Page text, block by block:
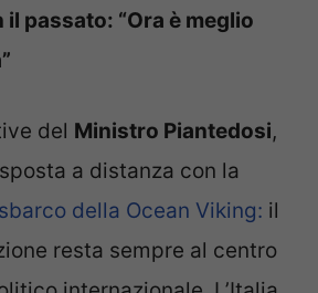
passato: “Ora è meglio
del Ministro Piantedosi,
a distanza con la
sbarco della Ocean Viking: il
resta sempre al centro